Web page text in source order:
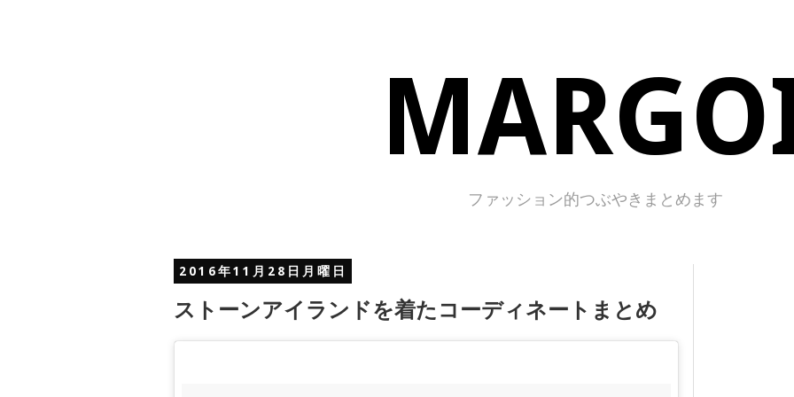
ファッション的つぶやきまとめます
2016年11月28日月曜日
ストーンアイランドを着たコーディネートまとめ